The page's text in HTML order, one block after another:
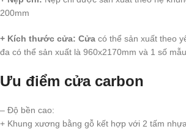
200mm
+ Kích thước cửa: Cửa có thể sản xuất theo
đa có thể sản xuất là 960x2170mm và 1 số
Ưu điểm cửa carbon
– Độ bền cao:
+ Khung xương bằng gỗ kết hợp với 2 tấm